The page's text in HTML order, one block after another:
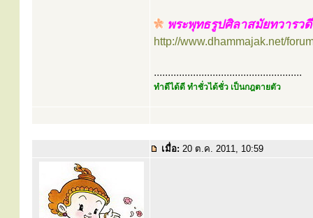
พระพุทธรูปศิลาสมัยทวารว
http://www.dhammajak.net/
.....................................................
ทำดีได้ดี ทำชั่วได้ชั่ว เป็นกฎตายตัว
เมื่อ: 20 ต.ค. 2011, 10:59